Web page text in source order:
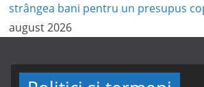
strângea bani pentru un presupus
august 2026